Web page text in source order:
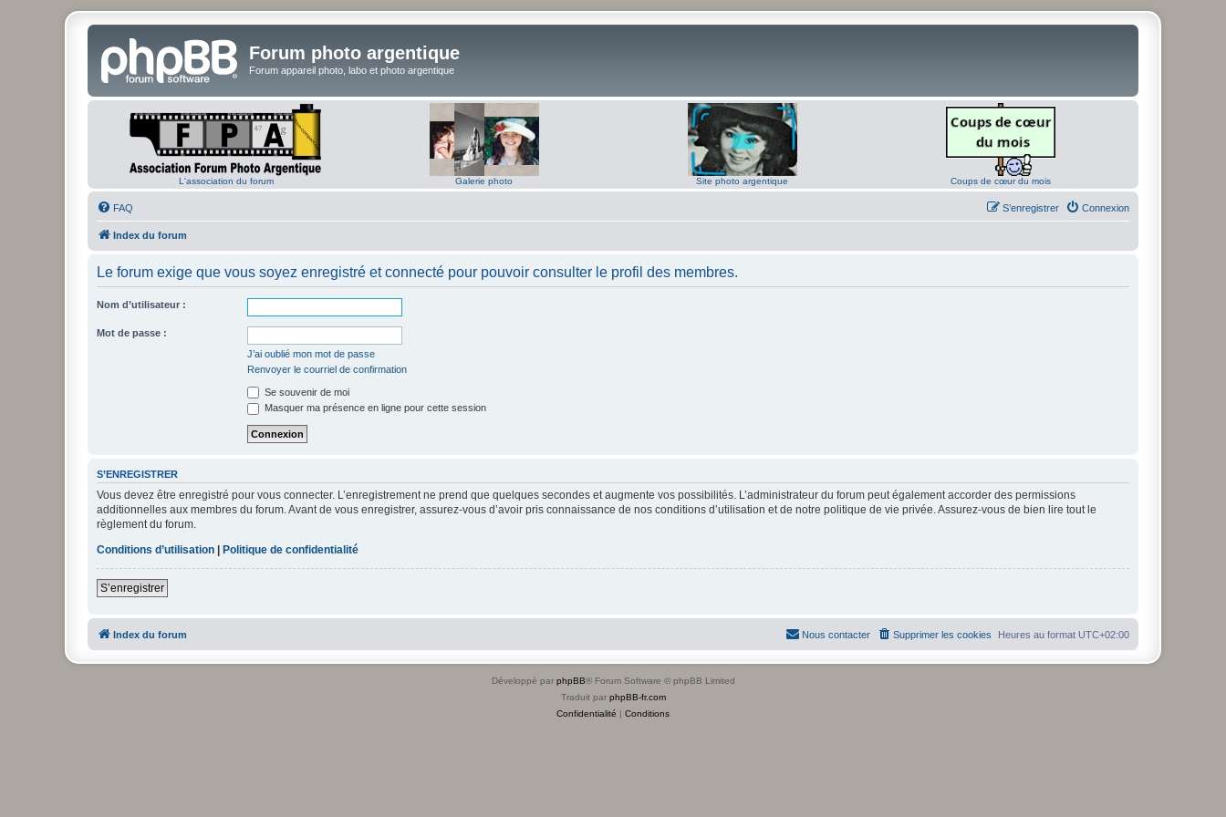
Forum photo argentique
Forum appareil photo, labo et photo argentique
L'association du forum Galerie photo Site photo argentique Coups de cœur du mois
FAQ Connexion
S’enregistrer
Index du forum
Le forum exige que vous soyez enregistré et connecté pour pouvoir consulter le profil des membres.
Nom d’utilisateur :
Mot de passe :
J’ai oublié mon mot de passe
Renvoyer le courriel de confirmation
Se souvenir de moi
Masquer ma présence en ligne pour cette session
S’ENREGISTRER
Vous devez être enregistré pour vous connecter. L’enregistrement ne prend que quelques secondes et augmente vos possibilités. L’administrateur du forum peut également accorder des permissions
additionnelles aux membres du forum. Avant de vous enregistrer, assurez-vous d’avoir pris connaissance de nos conditions d’utilisation et de notre politique de vie privée. Assurez-vous de bien lire tout le
règlement du forum.
Conditions d’utilisation
Politique de confidentialité
S’enregistrer
Index du forum Heures au format UTC+02:00
Supprimer les cookies
Nous contacter
Développé par phpBB® Forum Software © phpBB Limited
Traduit par phpBB-fr.com
Confidentialité | Conditions